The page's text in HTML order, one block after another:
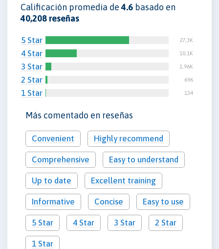
Calificación promedia de4.6 basado en
40,208 reseñas
5 Star 27,3K
4 Star 10,1K
3 Star 1,96K
2 Star 696
1 Star 134
Más comentado en reseñas
Convenient Highly recommend
Comprehensive Easy to understand
Up to date Excellent training
Informative Concise Easy to use
5 Star 4 Star 3 Star 2 Star
1 Star